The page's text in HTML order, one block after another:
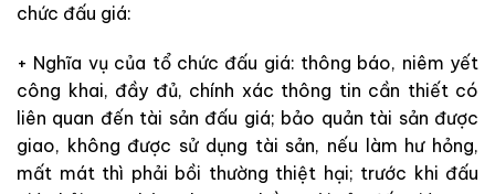
chức đấu giá:
+ Nghĩa vụ của tổ chức đấu giá: thông báo, niêm yết
công khai, đầy đủ, chính xác thông tin cần thiết có
liên quan đến tài sản đấu giá; bảo quản tài sản được
giao, không được sử dụng tài sản, nếu làm hư hỏng,
mất mát thì phải bồi thường thiệt hại; trước khi đấu